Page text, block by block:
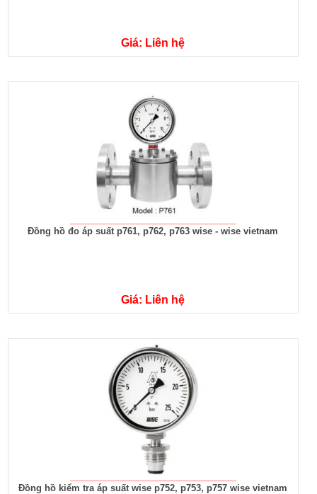
Giá: Liên hệ
Đồng hồ đo áp suất p761, p762, p763 wise - wise vietnam
Giá: Liên hệ
Đồng hồ kiểm tra áp suất wise p752, p753, p757 wise vietnam